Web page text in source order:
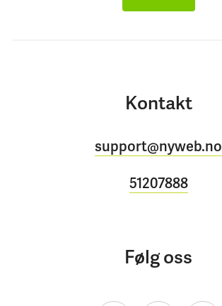
Kontakt
support@nyweb.no
51207888
Følg oss